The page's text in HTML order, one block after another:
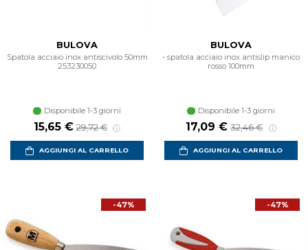
BULOVA
Spatola acciaio inox antiscivolo 50mm
253230050
Disponibile 1-3 giorni
Prezzo scontato
15,65 € Prezzo di listino
29,72 €
AGGIUNGI AL CARRELLO
BULOVA
- spatola acciaio inox antislip manico
rosso 100mm
Disponibile 1-3 giorni
Prezzo scontato
17,09 € Prezzo di listino
32,46 €
AGGIUNGI AL CARRELLO
-47% -47%